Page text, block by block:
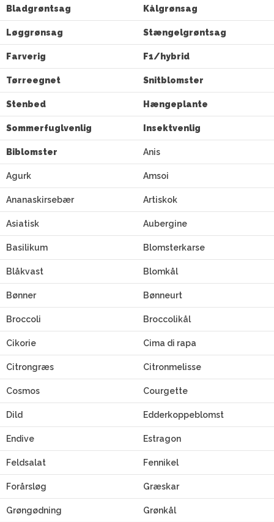
Bladgrøntsag Kålgrønsag
Løggrønsag Stængelgrøntsag
Farverig F1/hybrid
Tørreegnet Snitblomster
Stenbed Hængeplante
Sommerfuglvenlig Insektvenlig
Biblomster Anis
Agurk Amsoi
Ananaskirsebær Artiskok
Asiatisk Aubergine
Basilikum Blomsterkarse
Blåkvast Blomkål
Bønner Bønneurt
Broccoli Broccolikål
Cikorie Cima di rapa
Citrongræs Citronmelisse
Cosmos Courgette
Dild Edderkoppeblomst
Endive Estragon
Feldsalat Fennikel
Forårsløg Græskar
Grøngødning Grønkål